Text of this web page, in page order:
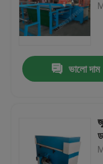
যোগাযোগ করুন
হাইড্রোলিক Die কাটন
হাইড্রোলিক প্রেস মরা
হাইড্রোলিক সুইং আর্ম
ভালো দাম